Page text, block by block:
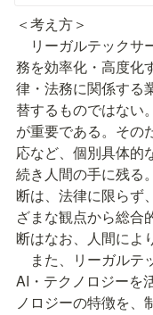
＜考え方＞
リーガルテックサ
務を効率化・高度化
律・法務に関係する
替するものではない
が重要である。その
応など、個別具体的
続き人間の手に残る
断は、法律に限らず
ざまな観点から総合
断はなお、人間によ
また、リーガルテ
AI・テクノロジーを
ノロジーの特徴を、